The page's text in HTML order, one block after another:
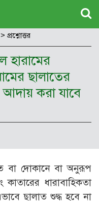
> প্রশ্নোত্তর
হারামের
ছালাতের
করা যাবে
বা দোকানে বা অনুরূপ
ধারাবাহিকতা
ছালাত শুদ্ধ হবে না